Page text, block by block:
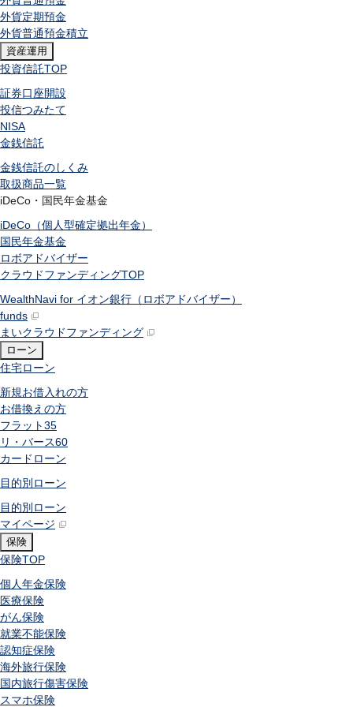
外貨定期預金
外貨普通預金積立
資産運用
投資信託TOP
証券口座開設
投信つみたて
NISA
金銭信託
金銭信託のしくみ
取扱商品一覧
iDeCo・国民年金基金
iDeCo（個人型確定拠出年金）
国民年金基金
ロボアドバイザー
クラウドファンディングTOP
WealthNavi for イオン銀行（ロボアドバイザー）
funds
まいクラウドファンディング
ローン
住宅ローン
新規お借入れの方
お借換えの方
フラット35
リ・バース60
カードローン
目的別ローン
目的別ローン
マイページ
保険
保険TOP
個人年金保険
医療保険
がん保険
就業不能保険
認知症保険
海外旅行保険
国内旅行傷害保険
スマホ保険